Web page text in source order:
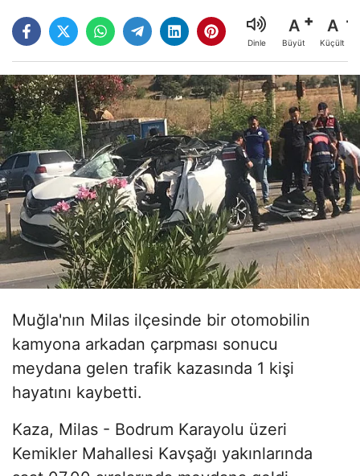
Dinle
A
Büyüt
A
Küçült
Muğla'nın Milas ilçesinde bir otomobilin
kamyona arkadan çarpması sonucu
meydana gelen trafik kazasında 1 kişi
hayatını kaybetti.
Kaza, Milas - Bodrum Karayolu üzeri
Kemikler Mahallesi Kavşağı yakınlarında